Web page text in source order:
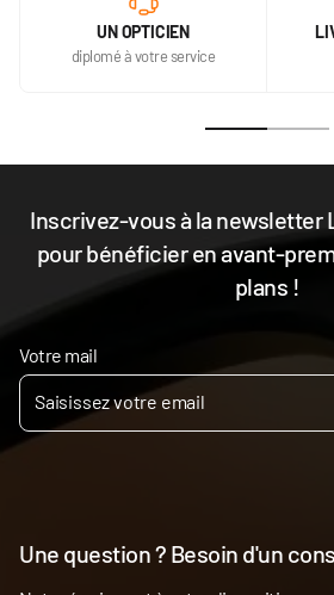
UN OPTICIEN
diplomé à votre service
Inscrivez-vous à la newsletter
pour bénéficier en avant-
plans !
Votre mail
Une question ? Besoin d'un